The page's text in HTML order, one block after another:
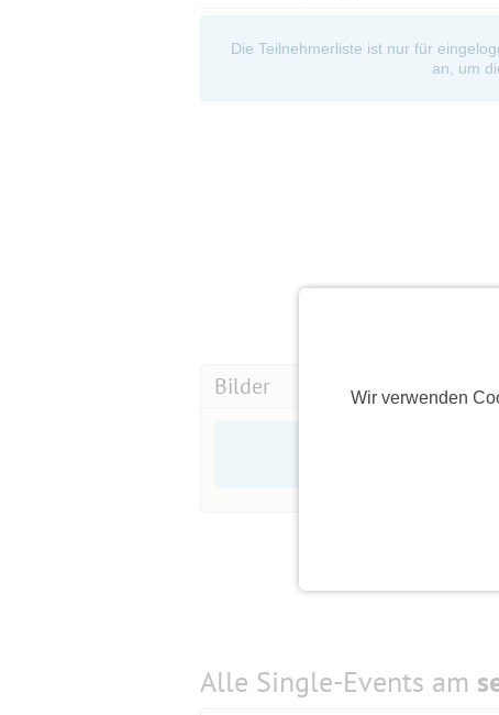
Wir verwenden
Die Teilnehmerliste ist nur für
an, um
Bilder
Alle Single-Events am